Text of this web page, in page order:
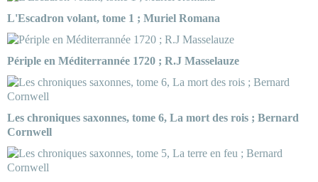
L'Escadron volant, tome 1 ; Muriel Romana
Périple en Méditerrannée 1720 ; R.J Masselauze
Les chroniques saxonnes, tome 6, La mort des rois ; Bernard
Cornwell